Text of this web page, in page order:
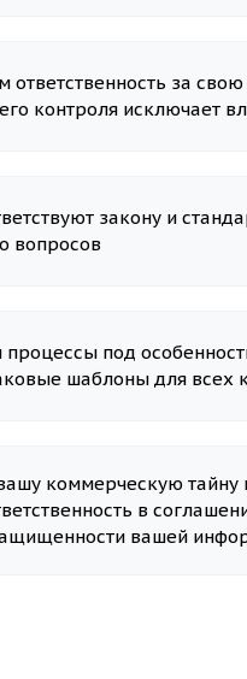
ответственность за
контроля исключает
закону и
вопросов
под
шаблоны для всех
коммерческую
в
вашей